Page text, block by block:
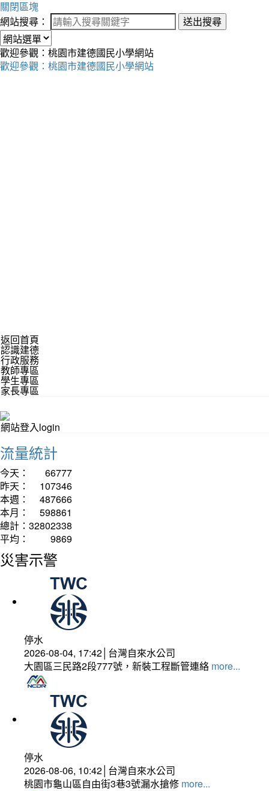
關閉區塊
網站搜尋：
送出搜尋
歡迎參觀：桃園市建德國民小學網站
歡迎參觀：桃園市建德國民小學網站
返回首頁
認識建德
行政服務
教師專區
學生專區
家長專區
網站登入login
流量統計
今天：
66777
昨天：
107346
本週：
487666
本月：
598861
總計： 32802338
平均：
9869
災害示警
停水
2026-08-04, 17:42│台灣自來水公司
大園區三民路2段777號，新裝工程斷管連絡 more...
停水
2026-08-06, 10:42│台灣自來水公司
桃園市龜山區自由街3巷3號漏水搶修 more...